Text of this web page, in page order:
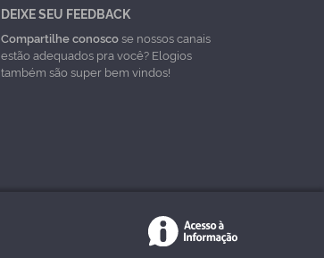
DEIXE SEU FEEDBACK
Compartilhe conoscose nossos canais
estão adequados pra você? Elogios
também são super bem vindos!